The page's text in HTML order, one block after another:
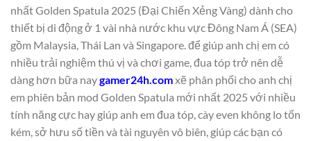
nhất Golden Spatula 2025 (Đại Chiến Xẻng Vàng) dành cho
thiết bị di động ở 1 vài nhà nước khu vực Đông Nam Á (SEA)
gồm Malaysia, Thái Lan và Singapore. để giúp anh chị em có
nhiều trải nghiệm thú vị và chơi game, đua tóp trở nên dễ
dàng hơn bữa naygamer24h.comxẽ phân phối cho anh chị
em phiên bản mod Golden Spatula mới nhất 2025 với nhiều
tính năng cực hay giúp anh em đua tóp, cày even không lo tốn
kém, sở hưu số tiền và tài nguyên vô biên, giúp các bạn có